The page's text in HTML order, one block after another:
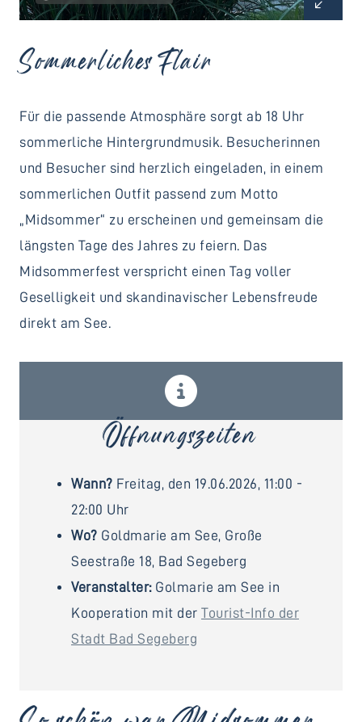
Sommerliches Flair
Für die passende Atmosphäre sorgt ab 18 Uhr
sommerliche Hintergrundmusik. Besucherinnen
und Besucher sind herzlich eingeladen, in einem
sommerlichen Outfit passend zum Motto
„Midsommer“ zu erscheinen und gemeinsam die
längsten Tage des Jahres zu feiern. Das
Midsommerfest verspricht einen Tag voller
Geselligkeit und skandinavischer Lebensfreude
direkt am See.
Öffnungszeiten
Wann? Freitag, den 19.06.2026, 11:00 -
22:00 Uhr
Wo? Goldmarie am See, Große
Seestraße 18, Bad Segeberg
Veranstalter:Golmarie am See in
Kooperation mit der Tourist-Info der
Stadt Bad Segeberg